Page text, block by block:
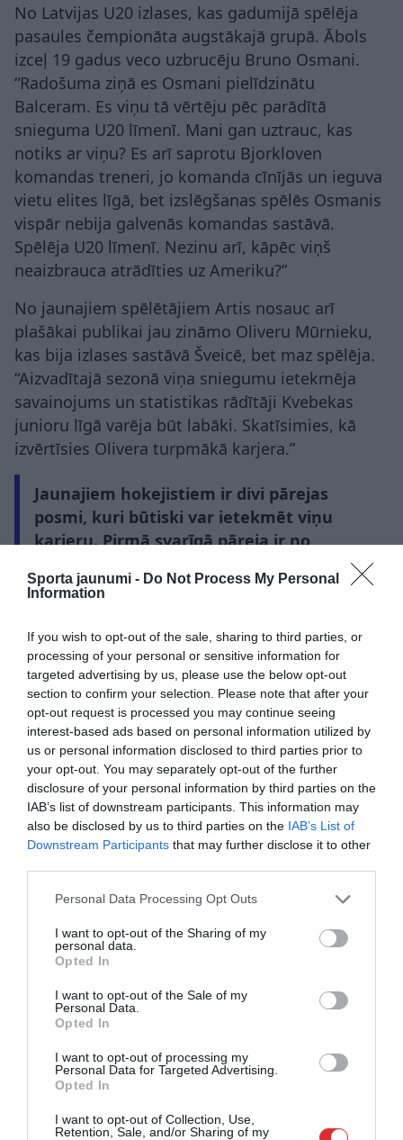
Sporta jaunumi - Do Not Process My Personal
Information
If you wish to opt-out of the sale, sharing to third parties, or
processing of your personal or sensitive information for
targeted advertising by us, please use the below opt-out
section to confirm your selection. Please note that after your
opt-out request is processed you may continue seeing
interest-based ads based on personal information utilized by
us or personal information disclosed to third parties prior to
your opt-out. You may separately opt-out of the further
disclosure of your personal information by third parties on the
IAB’s list of downstream participants. This information may
also be disclosed by us to third parties on the IAB’s List of
Downstream Participants that may further disclose it to other
Please note that this website/app uses one or more Google
not limited to your visit or usage behaviour. You may click to
grant or deny consent to Google and its third-party tags to
use your data for below specified purposes in below Google
consent section.
Personal Data Processing Opt Outs
I want to opt-out of the Sharing of my
personal data.
Opted In
I want to opt-out of the Sale of my
Personal Data.
Opted In
I want to opt-out of processing my
Personal Data for Targeted Advertising.
Opted In
I want to opt-out of Collection, Use,
Retention, Sale, and/or Sharing of my
No Latvijas U20 izlases, kas gadumijā spēlēja
pasaules čempionāta augstākajā grupā. Ābols
izceļ 19 gadus veco uzbrucēju Bruno Osmani.
“Radošuma ziņā es Osmani pielīdzinātu
Balceram. Es viņu tā vērtēju pēc parādītā
snieguma U20 līmenī. Mani gan uztrauc, kas
notiks ar viņu? Es arī saprotu Bjorkloven
komandas treneri, jo komanda cīnījās un ieguva
vietu elites līgā, bet izslēgšanas spēlēs Osmanis
vispār nebija galvenās komandas sastāvā.
Spēlēja U20 līmenī. Nezinu arī, kāpēc viņš
neaizbrauca atrādīties uz Ameriku?”
No jaunajiem spēlētājiem Artis nosauc arī
plašākai publikai jau zināmo Oliveru Mūrnieku,
kas bija izlases sastāvā Šveicē, bet maz spēlēja.
“Aizvadītajā sezonā viņa sniegumu ietekmēja
savainojums un statistikas rādītāji Kvebekas
junioru līgā varēja būt labāki. Skatīsimies, kā
izvērtīsies Olivera turpmākā karjera.”
Jaunajiem hokejistiem ir divi pārejas
posmi, kuri būtiski var ietekmēt viņu
karjeru. Pirmā svarīgā pāreja ir no
posms ir spēlētājiem, kas izvēlējušies
“Pēc augstskolas beigšanas, ja neesi ļoti labs un
ja līgumu nepiedāvā Amerikas Hokeja līgā (AHL),
turpmākā karjera ir zem jautājumā zīmes. Tad
jau sākas cīņa par izdzīvošanu. Kaut kur sevi ir
jāparāda! It kā esi apritē un spēlē, bet vienā brīdī
vari pazust no “radariem”. It sevišķi, ja statistika
nav bijusi tik laba, lai klubi izteiktu
piedāvājumus.”
Reālākais variants ir atgriezties Eiropā, taču no
spēcīgā līgā ir neiespējami. Labākais variants ir
Slovākijas vai Dānijas čempionāts.
Pēc junioru vecuma pārsniegšanas karjeras
krustcelēs ir stāvējis arī Arta dēls Rodrigo Ābols.
“Es varu teikt lielu paldies zviedru aģentiem. Pēc
otrā gada Kanādas junioru līgā, kas Rodrigo bija
labs, bet ne izcils, līgumu piedāvāja Orebro
komanda Zviedrijā. Pēc tam jau sekoja sekmīgs
Dānijā, un karjera sāka virzīties augšup.”